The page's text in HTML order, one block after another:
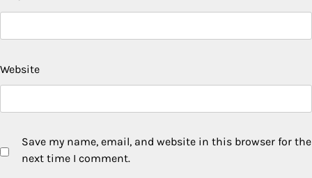
Website
Save my name, email, and website in this browser for the
next time I comment.